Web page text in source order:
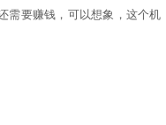
需要赚钱，可以想象，这个机